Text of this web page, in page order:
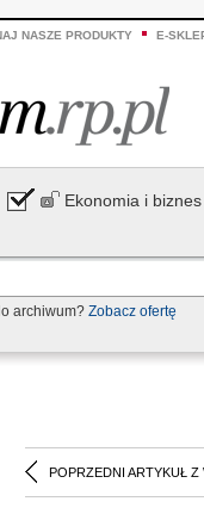
NASZE PRODUKTY E-
Ekonomia i biznes
archiwum? Zobacz ofertę
POPRZEDNI ARTYKUŁ Z